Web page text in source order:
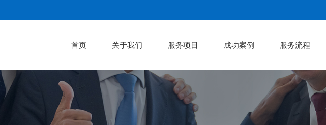
首页 关于我们 服务项目 成功案例 服务流程